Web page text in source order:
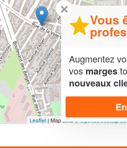
Leaflet| Map data ©OpenStreetMap
✕
Vous
Augmentez
vos marges
nouveaux